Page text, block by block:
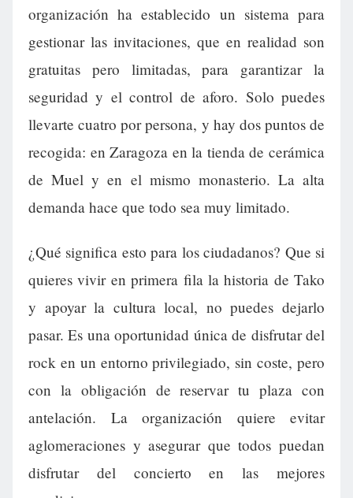
organización ha establecido un sistema para
gestionar las invitaciones, que en realidad son
gratuitas pero limitadas, para garantizar la
seguridad y el control de aforo. Solo puedes
llevarte cuatro por persona, y hay dos puntos de
recogida: en Zaragoza en la tienda de cerámica
de Muel y en el mismo monasterio. La alta
demanda hace que todo sea muy limitado.
¿Qué significa esto para los ciudadanos? Que si
quieres vivir en primera fila la historia de Tako
y apoyar la cultura local, no puedes dejarlo
pasar. Es una oportunidad única de disfrutar del
rock en un entorno privilegiado, sin coste, pero
con la obligación de reservar tu plaza con
antelación. La organización quiere evitar
aglomeraciones y asegurar que todos puedan
disfrutar del concierto en las mejores